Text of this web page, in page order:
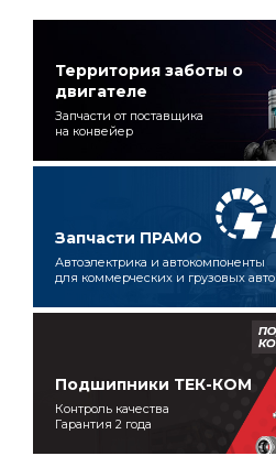
Территория заботы о
двигателе
Запчасти от поставщика
на конвейер
Запчасти ПРАМО
Автоэлектрика и автокомпоненты
для коммерческих и грузовых авто
Подшипники ТЕК-КОМ
Контроль качества
Гарантия 2 года